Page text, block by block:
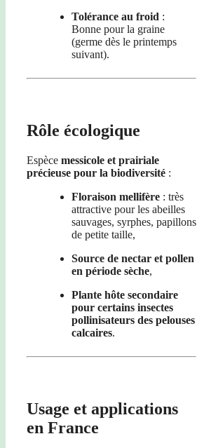
Tolérance au froid :
Bonne pour la graine
(germe dès le printemps
suivant).
Rôle écologique
Espèce messicole et prairiale
précieuse pour la biodiversité :
Floraison mellifère : très
attractive pour les abeilles
sauvages, syrphes, papillons
de petite taille,
Source de nectar et pollen
en période sèche,
Plante hôte secondaire
pour certains insectes
pollinisateurs des pelouses
calcaires.
Usage et applications
en France